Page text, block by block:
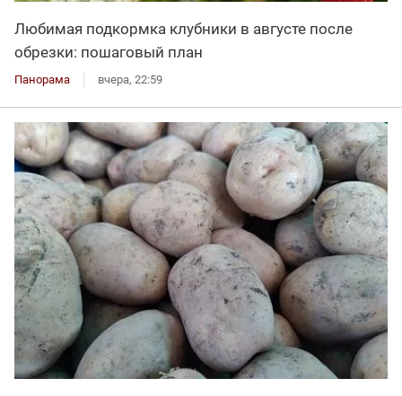
Любимая подкормка клубники в августе после
обрезки: пошаговый план
Панорама вчера, 22:59